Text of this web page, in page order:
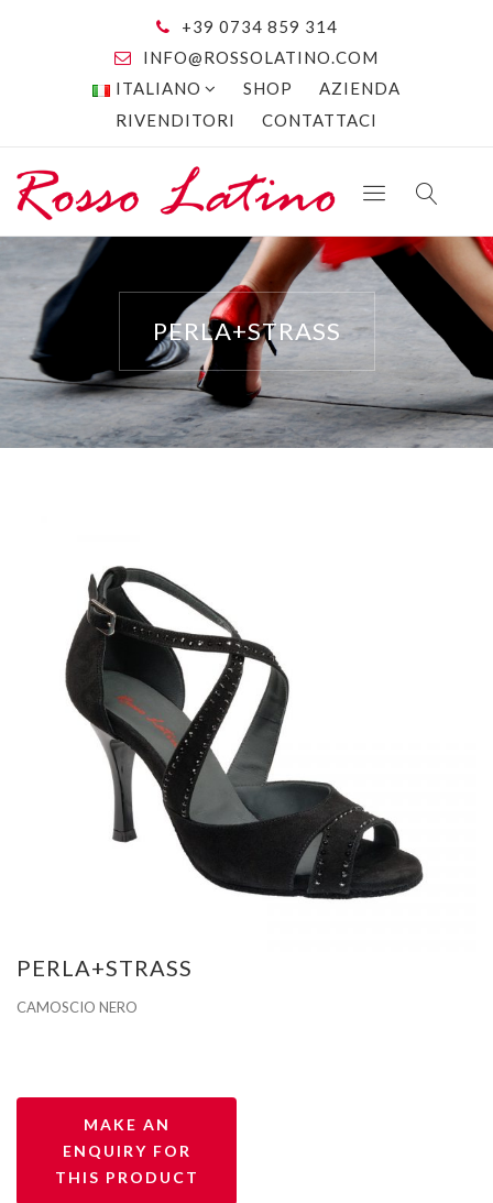
+39 0734 859 314
INFO@ROSSOLATINO.COM
ITALIANO
SHOP
AZIENDA
RIVENDITORI
CONTATTACI
PERLA+STRASS
PERLA+STRASS
CAMOSCIO NERO